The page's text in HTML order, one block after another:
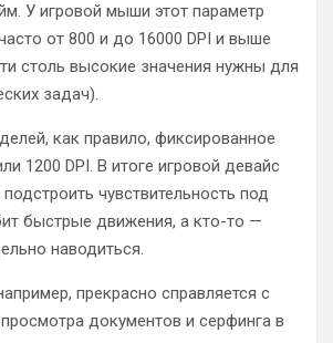
У игровой мыши этот параметр
от 800 и до 16000 DPI и выше
столь высокие значения нужны для
задач).
как правило, фиксированное
1200 DPI. В итоге игровой девайс
чувствительность под
быстрые движения, а кто-то —
наводиться.
прекрасно справляется с
документов и серфинга в